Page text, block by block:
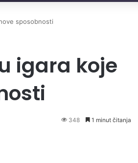
sposobnosti
igara koje
348 1 minut čitanja